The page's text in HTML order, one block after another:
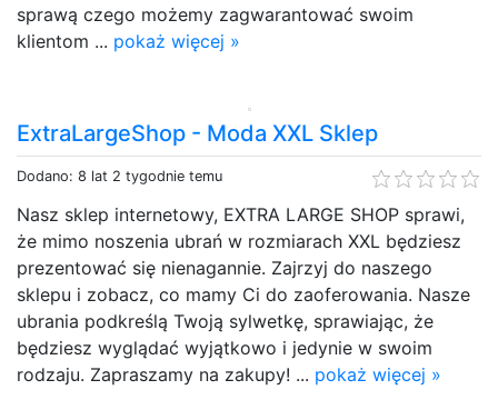
sprawą czego możemy zagwarantować swoim
klientom ... pokaż więcej »
ExtraLargeShop - Moda XXL Sklep
Dodano: 8 lat 2 tygodnie temu
Nasz sklep internetowy, EXTRA LARGE SHOP sprawi,
że mimo noszenia ubrań w rozmiarach XXL będziesz
prezentować się nienagannie. Zajrzyj do naszego
sklepu i zobacz, co mamy Ci do zaoferowania. Nasze
ubrania podkreślą Twoją sylwetkę, sprawiając, że
będziesz wyglądać wyjątkowo i jedynie w swoim
rodzaju. Zapraszamy na zakupy! ... pokaż więcej »